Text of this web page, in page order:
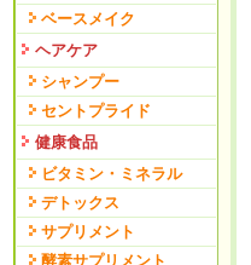
ベースメイク
ヘアケア
シャンプー
セントプライド
健康食品
ビタミン・ミネラル
デトックス
サプリメント
酵素サプリメント